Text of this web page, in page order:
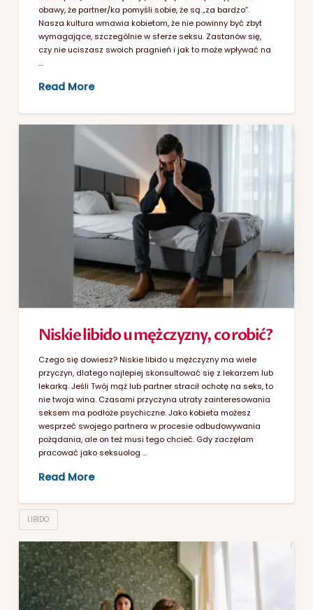
obawy, że partner/ka pomyśli sobie, że są „za bardzo”.
Nasza kultura wmawia kobietom, że nie powinny być zbyt
wymagające, szczególnie w sferze seksu. Zastanów się,
czy nie uciszasz swoich pragnień i jak to może wpływać na
…
Read More
Niskie libido u mężczyzny, co robić?
Czego się dowiesz? Niskie libido u mężczyzny ma wiele
przyczyn, dlatego najlepiej skonsultować się z lekarzem lub
lekarką. Jeśli Twój mąż lub partner stracił ochotę na seks, to
nie twoja wina. Czasami przyczyna utraty zainteresowania
seksem ma podłoże psychiczne. Jako kobieta możesz
wesprzeć swojego partnera w procesie odbudowywania
pożądania, ale on też musi tego chcieć. Gdy zaczęłam
pracować jako seksuolog …
Read More
LIBIDO